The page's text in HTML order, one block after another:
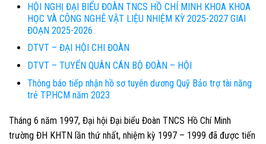
HỘI NGHỊ ĐẠI BIỂU ĐOÀN TNCS HỒ CHÍ MINH KHOA KHOA
HỌC VÀ CÔNG NGHÊ VẬT LIỆU NHIỆM KỲ 2025-2027 GIAI
ĐOẠN 2025-2026
DTVT – ĐẠI HỘI CHI ĐOÀN
DTVT – TUYỂN QUÂN CÁN BỘ ĐOÀN – HỘI
Thông báo tiếp nhận hồ sơ tuyên dương Quỹ Bảo trợ tài năng
trẻ TP.HCM năm 2023
Tháng 6 năm 1997, Đại hội Đại biểu Đoàn TNCS Hồ Chí Minh
trường ĐH KHTN lần thứ nhất, nhiệm kỳ 1997 – 1999 đã được tiến